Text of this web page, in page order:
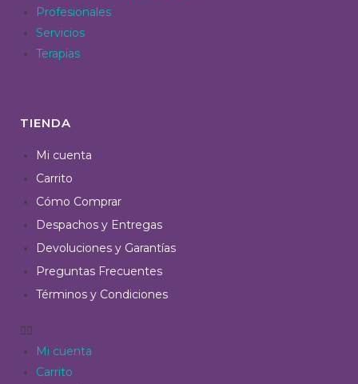
Profesionales
Servicios
Terapias
TIENDA
Mi cuenta
Carrito
Cómo Comprar
Despachos y Entregas
Devoluciones y Garantías
Preguntas Frecuentes
Términos y Condiciones
Mi cuenta
Carrito